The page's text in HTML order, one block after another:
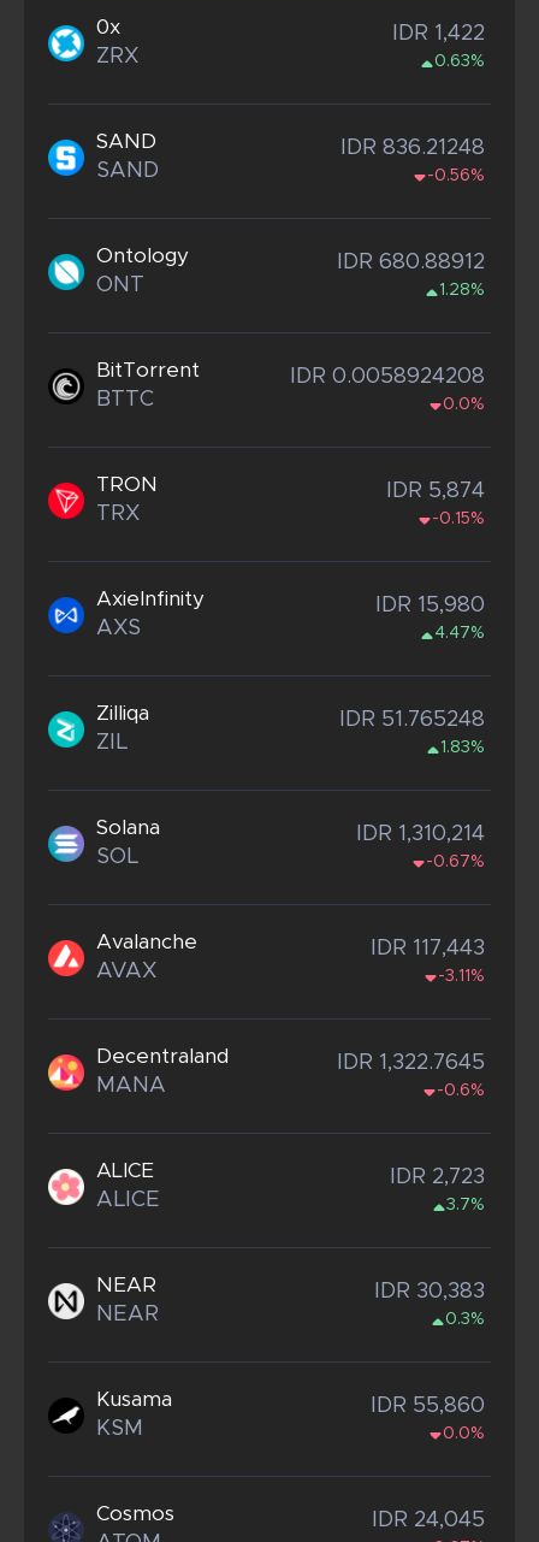
0x
ZRX
IDR 1,422
0.63%
SAND
SAND
IDR 836.21248
-0.56%
Ontology
ONT
IDR 680.88912
1.28%
BitTorrent
BTTC
IDR 0.0058924208
0.0%
TRON
TRX
IDR 5,874
-0.15%
AxieInfinity
AXS
IDR 15,980
4.47%
Zilliqa
ZIL
IDR 51.765248
1.83%
Solana
SOL
IDR 1,310,214
-0.67%
Avalanche
AVAX
IDR 117,443
-3.11%
Decentraland
MANA
IDR 1,322.7645
-0.6%
ALICE
ALICE
IDR 2,723
3.7%
NEAR
NEAR
IDR 30,383
0.3%
Kusama
KSM
IDR 55,860
0.0%
Cosmos IDR 24,045